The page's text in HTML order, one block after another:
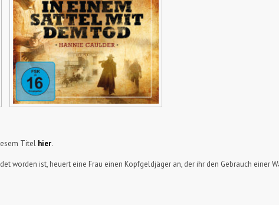
Titel hier.
worden ist, heuert eine Frau einen Kopfgeldjäger an, der ihr den Gebrauch einer